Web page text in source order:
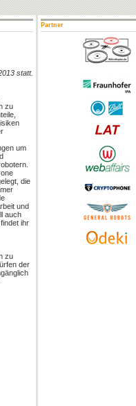
statt.
zu
um
die
und
auch
ihr
zu
der
Partner